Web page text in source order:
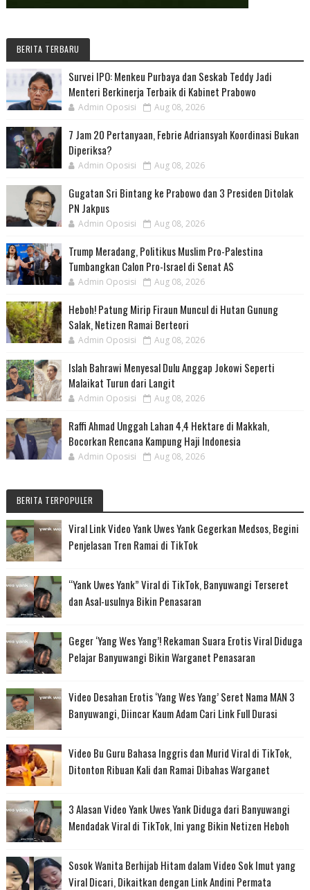
BERITA TERBARU
Survei IPO: Menkeu Purbaya dan Seskab Teddy Jadi
Menteri Berkinerja Terbaik di Kabinet Prabowo
Admin Oposisi Aug 08, 2026
7 Jam 20 Pertanyaan, Febrie Adriansyah Koordinasi Bukan
Diperiksa?
Admin Oposisi Aug 08, 2026
Gugatan Sri Bintang ke Prabowo dan 3 Presiden Ditolak
PN Jakpus
Admin Oposisi Aug 08, 2026
Trump Meradang, Politikus Muslim Pro-Palestina
Tumbangkan Calon Pro-Israel di Senat AS
Admin Oposisi Aug 08, 2026
Heboh! Patung Mirip Firaun Muncul di Hutan Gunung
Salak, Netizen Ramai Berteori
Admin Oposisi Aug 08, 2026
Islah Bahrawi Menyesal Dulu Anggap Jokowi Seperti
Malaikat Turun dari Langit
Admin Oposisi Aug 08, 2026
Raffi Ahmad Unggah Lahan 4,4 Hektare di Makkah,
Bocorkan Rencana Kampung Haji Indonesia
Admin Oposisi Aug 08, 2026
BERITA TERPOPULER
Viral Link Video Yank Uwes Yank Gegerkan Medsos, Begini
Penjelasan Tren Ramai di TikTok
“Yank Uwes Yank” Viral di TikTok, Banyuwangi Terseret
dan Asal-usulnya Bikin Penasaran
Geger ‘Yang Wes Yang’! Rekaman Suara Erotis Viral Diduga
Pelajar Banyuwangi Bikin Warganet Penasaran
Video Desahan Erotis ‘Yang Wes Yang’ Seret Nama MAN 3
Banyuwangi, Diincar Kaum Adam Cari Link Full Durasi
Video Bu Guru Bahasa Inggris dan Murid Viral di TikTok,
Ditonton Ribuan Kali dan Ramai Dibahas Warganet
3 Alasan Video Yank Uwes Yank Diduga dari Banyuwangi
Mendadak Viral di TikTok, Ini yang Bikin Netizen Heboh
Sosok Wanita Berhijab Hitam dalam Video Sok Imut yang
Viral Dicari, Dikaitkan dengan Link Andini Permata